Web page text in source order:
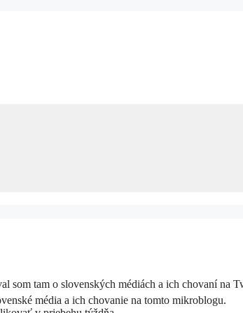
som tam o slovenských médiách a ich chovaní na
média a ich chovanie na tomto mikroblogu.